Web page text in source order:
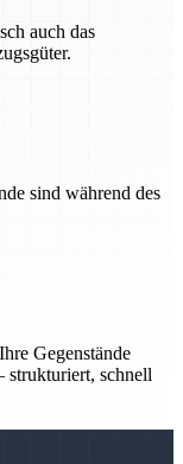
auch das
sind während des
Gegenstände
strukturiert, schnell